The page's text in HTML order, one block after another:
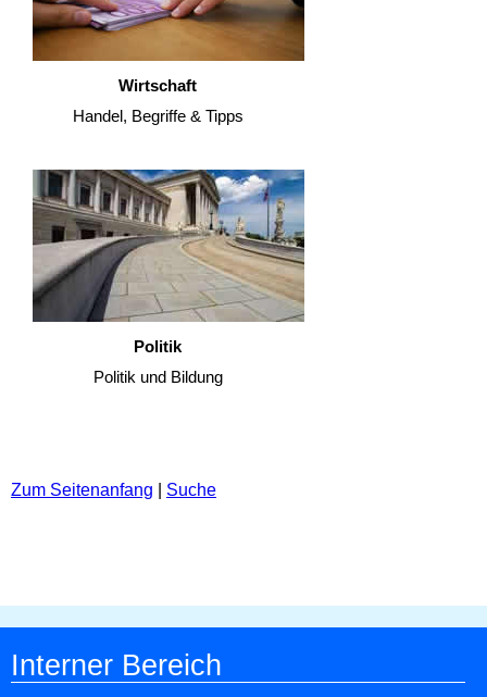
Wirtschaft
Handel, Begriffe & Tipps
Politik
Politik und Bildung
Zum Seitenanfang Suche
Interner Bereich